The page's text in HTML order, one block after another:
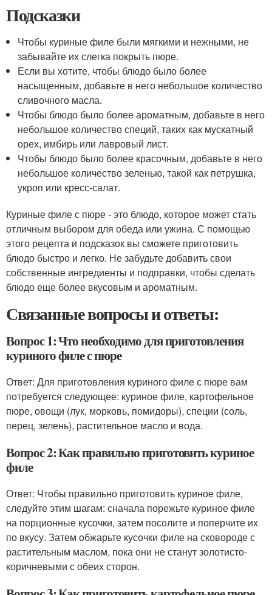
Подсказки
Чтобы куриные филе были мягкими и нежными, не
забывайте их слегка покрыть пюре.
Если вы хотите, чтобы блюдо было более
насыщенным, добавьте в него небольшое количество
сливочного масла.
Чтобы блюдо было более ароматным, добавьте в него
небольшое количество специй, таких как мускатный
орех, имбирь или лавровый лист.
Чтобы блюдо было более красочным, добавьте в него
небольшое количество зеленью, такой как петрушка,
укроп или кресс-салат.
Куриные филе с пюре - это блюдо, которое может стать
отличным выбором для обеда или ужина. С помощью
этого рецепта и подсказок вы сможете приготовить
блюдо быстро и легко. Не забудьте добавить свои
собственные ингредиенты и подправки, чтобы сделать
блюдо еще более вкусовым и ароматным.
Связанные вопросы и ответы:
Вопрос 1: Что необходимо для приготовления
куриного филе с пюре
Ответ: Для приготовления куриного филе с пюре вам
потребуется следующее: куриное филе, картофельное
пюре, овощи (лук, морковь, помидоры), специи (соль,
перец, зелень), растительное масло и вода.
Вопрос 2: Как правильно приготовить куриное
филе
Ответ: Чтобы правильно приготовить куриное филе,
следуйте этим шагам: сначала порежьте куриное филе
на порционные кусочки, затем посолите и поперчите их
по вкусу. Затем обжарьте кусочки филе на сковороде с
растительным маслом, пока они не станут золотисто-
коричневыми с обеих сторон.